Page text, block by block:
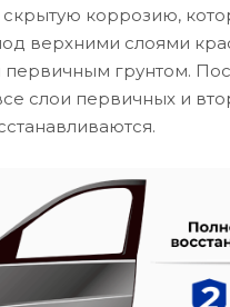
скрытую коррозию,
верхними слоями
первичным грунтом.
слои первичных и